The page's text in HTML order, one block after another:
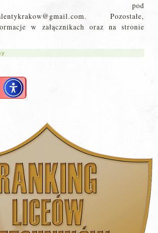
pod
Pozostałe,
w załącznikach oraz na stronie